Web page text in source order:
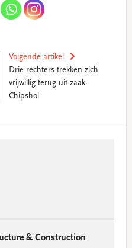
Volgende artikel
Drie rechters trekken zich
vrijwillig terug uit zaak-
Chipshol
& Construction